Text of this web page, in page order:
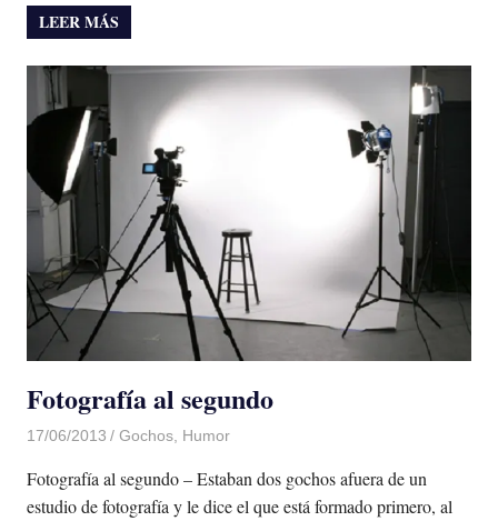
LEER MÁS
Fotografía al segundo
17/06/2013 Luis Castellanos
Gochos, Humor
Fotografía al segundo – Estaban dos gochos afuera de un
estudio de fotografía y le dice el que está formado primero, al